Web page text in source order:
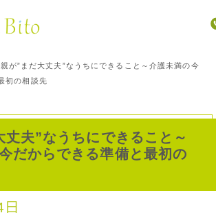
親が”まだ大丈夫”なうちにできること～介護未満の今
初の相談先
丈夫”なうちにできること～
だからできる準備と最初の